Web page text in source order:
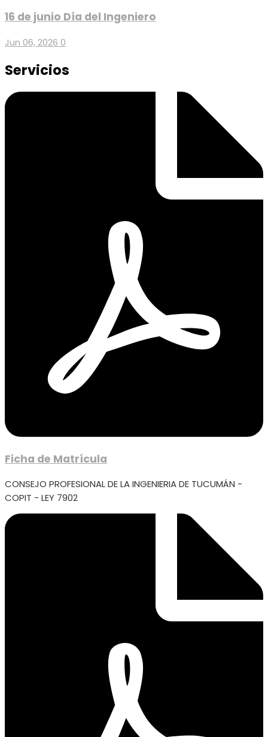
16 de junio Día del Ingeniero
Jun 06, 2026 0
Servicios
Ficha de Matrícula
CONSEJO PROFESIONAL DE LA INGENIERIA DE TUCUMÁN -
COPIT - LEY 7902